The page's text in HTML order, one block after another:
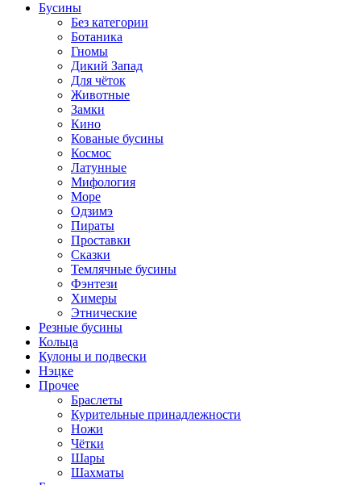
Бусины
Без категории
Ботаника
Гномы
Дикий Запад
Для чёток
Животные
Замки
Кино
Кованые бусины
Космос
Латунные
Мифология
Море
Одзимэ
Пираты
Проставки
Сказки
Темлячные бусины
Фэнтези
Химеры
Этнические
Резные бусины
Кольца
Кулоны и подвески
Нэцке
Прочее
Браслеты
Курительные принадлежности
Ножи
Чётки
Шары
Шахматы